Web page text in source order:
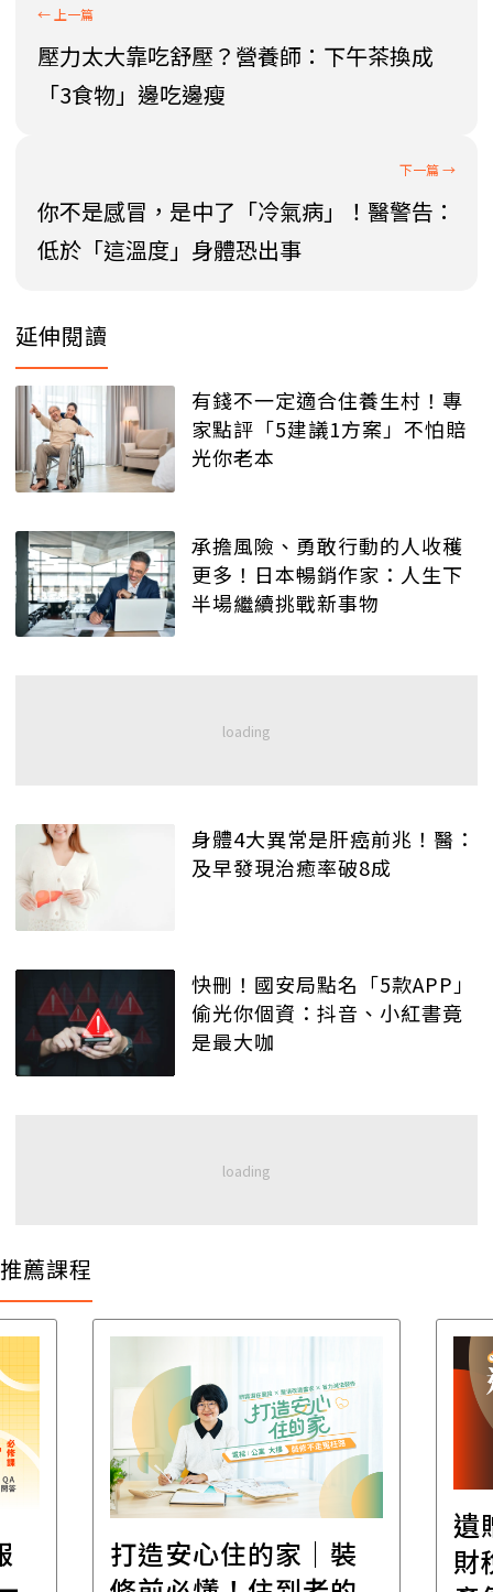
壓力太大靠吃舒壓？營養師：下午茶換成
「3食物」邊吃邊瘦
你不是感冒，是中了「冷氣病」！醫警告：
低於「這溫度」身體恐出事
延伸閱讀
有錢不一定適合住養生村！專
家點評「5建議1方案」不怕賠
光你老本
承擔風險、勇敢行動的人收穫
更多！日本暢銷作家：人生下
半場繼續挑戰新事物
身體4大異常是肝癌前兆！醫：
及早發現治癒率破8成
快刪！國安局點名「5款APP」
偷光你個資：抖音、小紅書竟
是最大咖
推薦課程
打造安心住的家｜裝
遺
財